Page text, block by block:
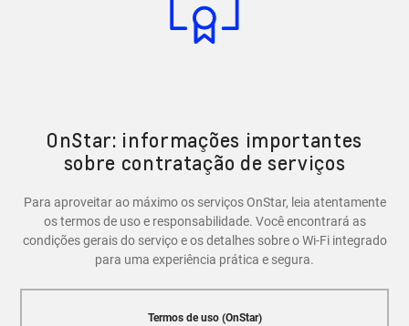
recursos de segurança, como a capacidade de bloquear
e desbloquear as portas do veículo, localizar o carro em
OnStar: informações importantes
sobre contratação de serviços
Para aproveitar ao máximo os serviços OnStar, leia atentamente
os termos de uso e responsabilidade. Você encontrará as
condições gerais do serviço e os detalhes sobre o Wi-Fi integrado
para uma experiência prática e segura.
Termos de uso (OnStar)